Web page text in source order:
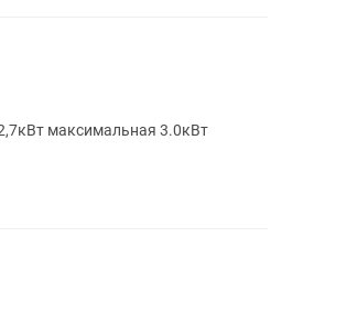
максимальная 3.0кВт